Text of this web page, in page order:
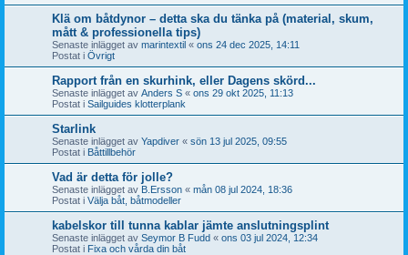
Klä om båtdynor – detta ska du tänka på (material, skum,
mått & professionella tips)
Senaste inlägget av marintextil « ons 24 dec 2025, 14:11
Postat i Övrigt
Rapport från en skurhink, eller Dagens skörd...
Senaste inlägget av Anders S « ons 29 okt 2025, 11:13
Postat i Sailguides klotterplank
Starlink
Senaste inlägget av Yapdiver « sön 13 jul 2025, 09:55
Postat i Båttillbehör
Vad är detta för jolle?
Senaste inlägget av B.Ersson « mån 08 jul 2024, 18:36
Postat i Välja båt, båtmodeller
kabelskor till tunna kablar jämte anslutningsplint
Senaste inlägget av Seymor B Fudd « ons 03 jul 2024, 12:34
Postat i Fixa och vårda din båt